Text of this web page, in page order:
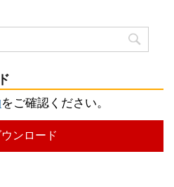
をご確認ください。
ンロード